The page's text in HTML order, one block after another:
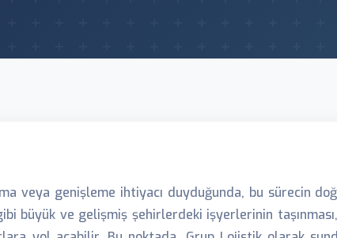
veya genişleme ihtiyacı duyduğunda, bu sürecin
büyük ve gelişmiş şehirlerdeki işyerlerinin